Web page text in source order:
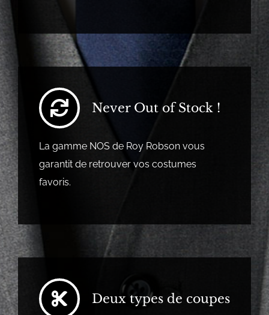
Never Out of Stock !
La gamme NOS de Roy Robson vous
garantit de retrouver vos costumes
favoris.
Deux types de coupes